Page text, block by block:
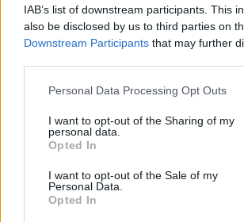
IAB’s list of downstream participants. This
also be disclosed by us to third parties on
Downstream Participants that may further
Please note that this website/app uses one
not limited to your visit or usage behaviour.
grant or deny consent to Google and its
use your data for below specified purposes
consent section.
Personal Data Processing Opt Outs
I want to opt-out of the Sharing of my
personal data.
Opted In
I want to opt-out of the Sale of my
Personal Data.
Opted In
Kövess minket, és értesülj a
Facebookon is!
Követem
SOROZAT KLUB